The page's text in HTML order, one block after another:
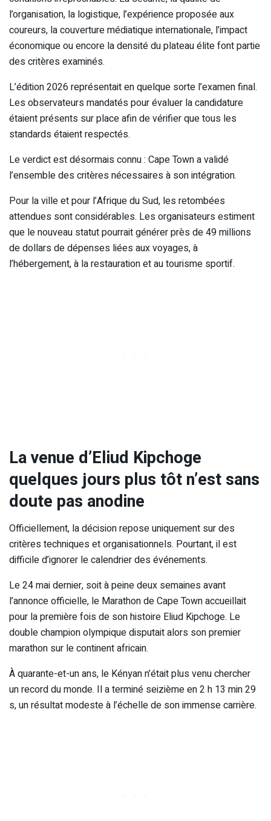
l’organisation, la logistique, l’expérience proposée aux
coureurs, la couverture médiatique internationale, l’impact
économique ou encore la densité du plateau élite font partie
des critères examinés.
L’édition 2026 représentait en quelque sorte l’examen final.
Les observateurs mandatés pour évaluer la candidature
étaient présents sur place afin de vérifier que tous les
standards étaient respectés.
Le verdict est désormais connu : Cape Town a validé
l’ensemble des critères nécessaires à son intégration.
Pour la ville et pour l’Afrique du Sud, les retombées
attendues sont considérables. Les organisateurs estiment
que le nouveau statut pourrait générer près de 49 millions
de dollars de dépenses liées aux voyages, à
l’hébergement, à la restauration et au tourisme sportif.
La venue d’Eliud Kipchoge
quelques jours plus tôt n’est sans
doute pas anodine
Officiellement, la décision repose uniquement sur des
critères techniques et organisationnels. Pourtant, il est
difficile d’ignorer le calendrier des événements.
Le 24 mai dernier, soit à peine deux semaines avant
l’annonce officielle, le Marathon de Cape Town accueillait
pour la première fois de son histoire Eliud Kipchoge. Le
double champion olympique disputait alors son premier
marathon sur le continent africain.
À quarante-et-un ans, le Kényan n’était plus venu chercher
un record du monde. Il a terminé seizième en 2 h 13 min 29
s, un résultat modeste à l’échelle de son immense carrière.